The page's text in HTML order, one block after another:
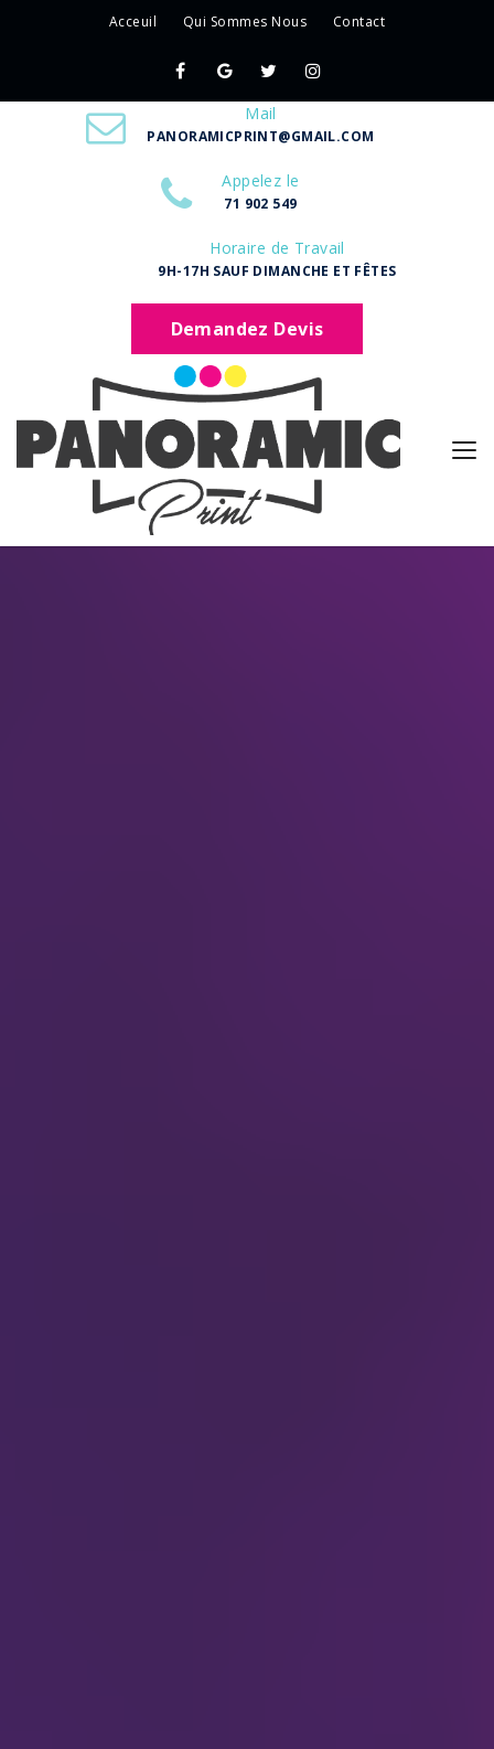
Acceuil Qui Sommes Nous Contact
Mail
PANORAMICPRINT@GMAIL.COM
Appelez le
71 902 549
Horaire de Travail
9H-17H SAUF DIMANCHE ET FÊTES
Demandez Devis